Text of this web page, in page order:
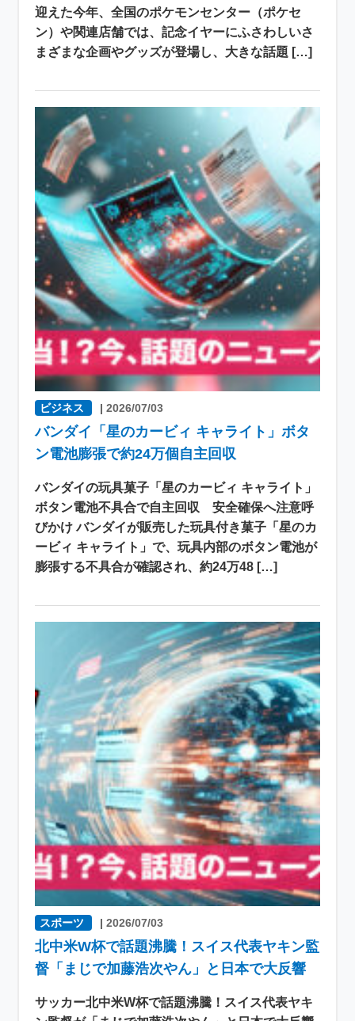
迎えた今年、全国のポケモンセンター（ポケセ
ン）や関連店舗では、記念イヤーにふさわしいさ
まざまな企画やグッズが登場し、大きな話題 […]
ビジネス |2026/07/03
バンダイ「星のカービィ キャライト」ボタ
ン電池膨張で約24万個自主回収
バンダイの玩具菓子「星のカービィ キャライト」
ボタン電池不具合で自主回収 安全確保へ注意呼
びかけ バンダイが販売した玩具付き菓子「星のカ
ービィ キャライト」で、玩具内部のボタン電池が
膨張する不具合が確認され、約24万48 […]
スポーツ |2026/07/03
北中米W杯で話題沸騰！スイス代表ヤキン監
督「まじで加藤浩次やん」と日本で大反響
サッカー北中米W杯で話題沸騰！スイス代表ヤキ